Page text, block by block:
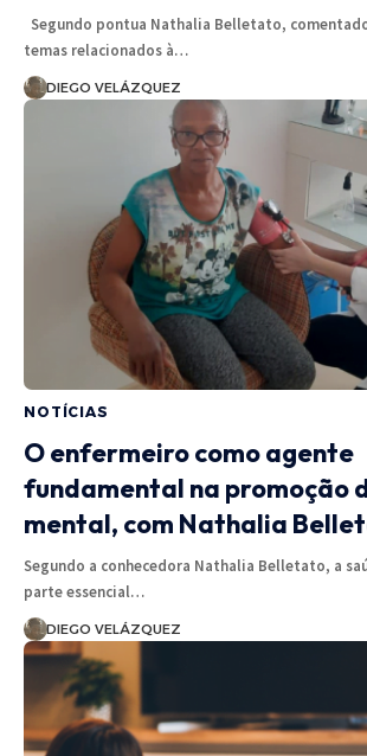
Segundo pontua Nathalia Belletato,
temas relacionados à…
DIEGO VELÁZQUEZ
NOTÍCIAS
O enfermeiro como agente
fundamental na promoção
mental, com Nathalia
Segundo a conhecedora Nathalia Belletato, a
parte essencial…
DIEGO VELÁZQUEZ